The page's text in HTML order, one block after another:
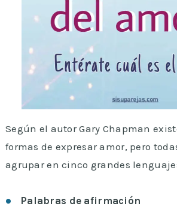
Según el autor Gary Chapman
formas de expresar amor, pero
agrupar en cinco grandes
Palabras de afirmación